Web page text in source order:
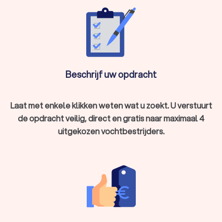
Beschrijf uw opdracht
Laat met enkele klikken weten wat u zoekt. U verstuurt
de opdracht veilig, direct en gratis naar maximaal 4
uitgekozen vochtbestrijders.